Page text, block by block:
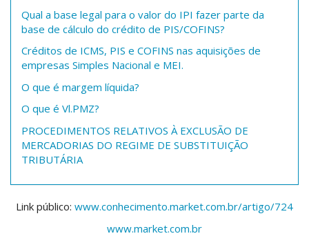
Qual a base legal para o valor do IPI fazer parte da
base de cálculo do crédito de PIS/COFINS?
Créditos de ICMS, PIS e COFINS nas aquisições de
empresas Simples Nacional e MEI.
O que é margem líquida?
O que é Vl.PMZ?
PROCEDIMENTOS RELATIVOS À EXCLUSÃO DE
MERCADORIAS DO REGIME DE SUBSTITUIÇÃO
TRIBUTÁRIA
Link público: www.conhecimento.market.com.br/artigo/724
www.market.com.br